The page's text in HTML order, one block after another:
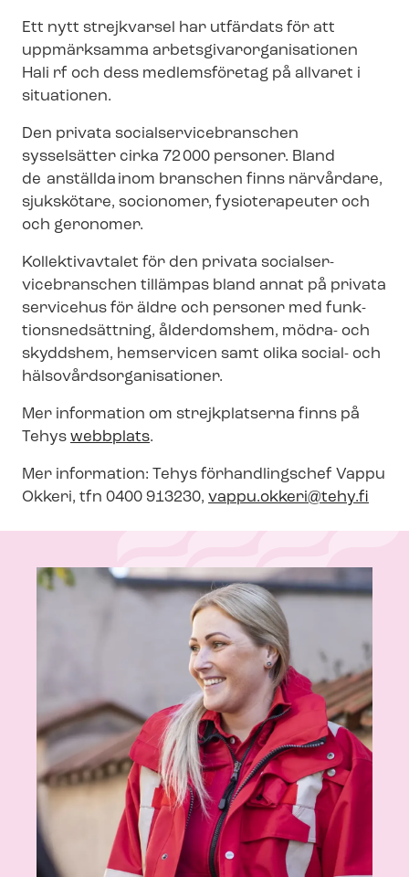
Ett nytt strejkvarsel har utfärdats för att
uppmärksamma ar­bets­gi­var­or­ga­ni­sa­tio­nen
Hali rf och dess medlemsföretag på allvaret i
situationen.
Den privata so­ci­al­ser­vicebran­schen
sysselsätter cirka 72 000 personer. Bland
de anställda inom branschen finns närvårdare,
sjukskötare, socionomer, fysioterapeuter och
och geronomer.
Kollektivavtalet för den privata so­ci­al­ser­
vicebran­schen tillämpas bland annat på privata
servicehus för äldre och personer med funk­
tions­ned­sätt­ning, ålderdomshem, mödra- och
skyddshem, hemservicen samt olika social- och
häl­so­vårds­or­ga­ni­sa­tio­ner.
Mer information om strejkplatserna finns på
Tehys webbplats.
Mer information: Tehys förhandlingschef Vappu
Okkeri, tfn 0400 913230, vappu.okkeri@tehy.fi